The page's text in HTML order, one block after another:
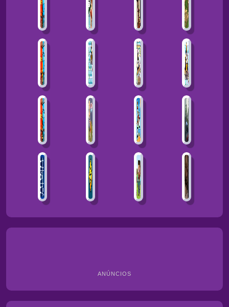
ANÚNCIOS